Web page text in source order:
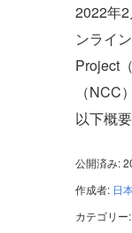
2022年
ンライ
Project
（NCC
以下概
公開済み:
作成者: 日
カテゴリー: